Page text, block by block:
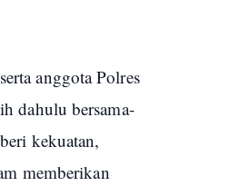
anggota Polres
dahulu bersama-
kekuatan,
memberikan